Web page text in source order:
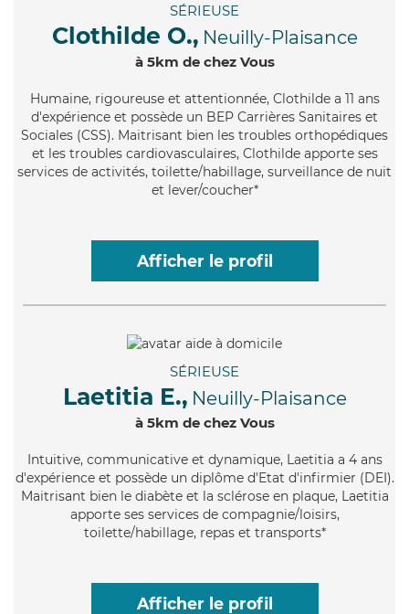
SÉRIEUSE
Clothilde O., Neuilly-Plaisance
à 5km de chez Vous
Humaine, rigoureuse et attentionnée, Clothilde a 11 ans
d'expérience et possède un BEP Carrières Sanitaires et
Sociales (CSS). Maitrisant bien les troubles orthopédiques
et les troubles cardiovasculaires, Clothilde apporte ses
services de activités, toilette/habillage, surveillance de nuit
et lever/coucher*
Afficher le profil
SÉRIEUSE
Laetitia E., Neuilly-Plaisance
à 5km de chez Vous
Intuitive, communicative et dynamique, Laetitia a 4 ans
d'expérience et possède un diplôme d'Etat d'infirmier (DEI).
Maitrisant bien le diabète et la sclérose en plaque, Laetitia
apporte ses services de compagnie/loisirs,
toilette/habillage, repas et transports*
Afficher le profil